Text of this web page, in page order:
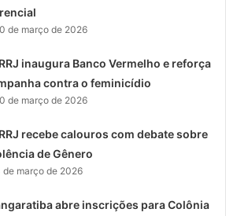
de março de 2026
inaugura Banco Vermelho e reforça
contra o feminicídio
de março de 2026
recebe calouros com debate sobre
de Gênero
de março de 2026
abre inscrições para Colônia